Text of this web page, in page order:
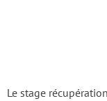
Le stage